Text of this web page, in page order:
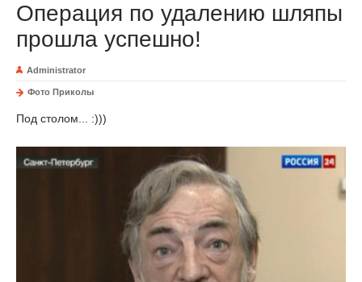
Операция по удалению шляпы
прошла успешно!
Administrator
Фото Приколы
Под столом... :)))